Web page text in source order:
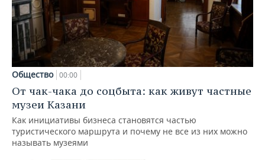
Общество 00:00
От чак-чака до соцбыта: как живут частные
музеи Казани
Как инициативы бизнеса становятся частью
туристического маршрута и почему не все из них можно
называть музеями